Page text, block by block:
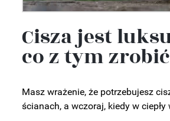
Cisza jest
co z tym
Masz wrażenie, że potrzebujesz
ścianach, a wczoraj, kiedy w